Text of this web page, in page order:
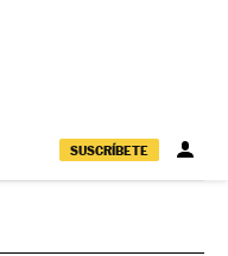
SUSCRÍBETE